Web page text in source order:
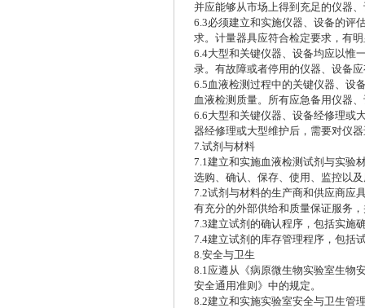
并应能够从市场上得到充足的仪器
6.3必须建立和实施仪器、设备的评
求。计量器具应符合检定要求，有
6.4大型和关键仪器、设备均应以惟
录。有故障或者停用的仪器、设备
6.5血液检测过程中的关键仪器、设
血液检测质量。所有应急备用仪器
6.6大型和关键仪器、设备经修理或
器经修理或大型维护后，需要对仪
7.试剂与材料
7.1建立和实施血液检测试剂与实验
选购、确认、保存、使用、监控以
7.2试剂与材料的生产商和供应商应
有充分的外部供给和质量保证服务
7.3建立试剂的确认程序，包括实施
7.4建立试剂的库存管理程序，包括
8.安全与卫生
8.1应遵从《病原微生物实验室生物
安全通用准则》中的规定。
8.2建立和实施实验室安全与卫生管